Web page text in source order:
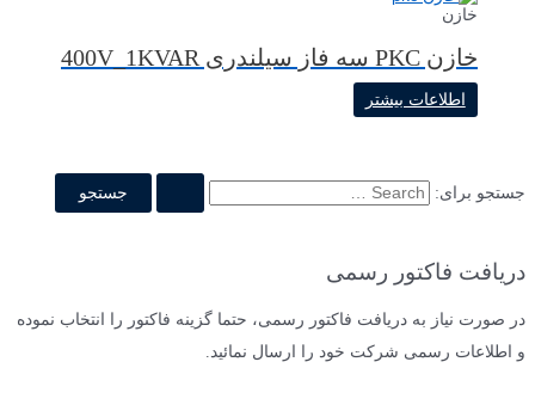
جستجو برای:
دریافت فاکتور رسمی
در صورت نیاز به دریافت فاکتور رسمی، حتما گزینه فاکتور را انتخاب نموده
و اطلاعات رسمی شرکت خود را ارسال نمائید.
خازن
خازن PKC سه فاز سیلندری 400V_1KVAR
اطلاعات بیشتر